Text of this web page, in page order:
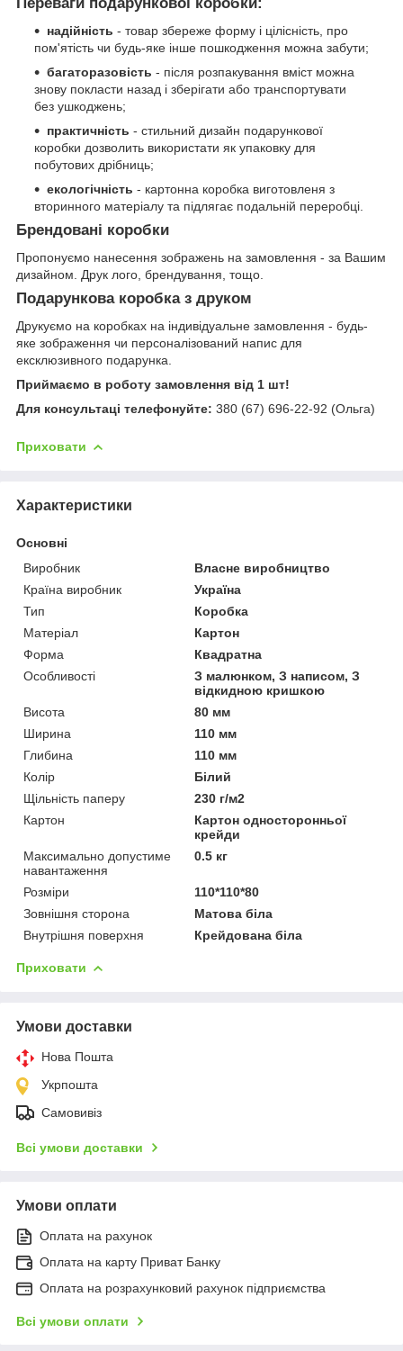
Переваги подарункової коробки:
надійність - товар збереже форму і цілісність, про
пом'ятість чи будь-яке інше пошкодження можна забути;
багаторазовість - після розпакування вміст можна
знову покласти назад і зберігати або транспортувати
без ушкоджень;
практичність - стильний дизайн подарункової
коробки дозволить використати як упаковку для
побутових дрібниць;
екологічність - картонна коробка виготовленя з
вторинного матеріалу та підлягає подальній переробці.
Брендовані коробки
Пропонуємо нанесення зображень на замовлення - за Вашим
дизайном. Друк лого, брендування, тощо.
Подарункова коробка з друком
Друкуємо на коробках на індивідуальне замовлення - будь-
яке зображення чи персоналізований напис для
ексклюзивного подарунка.
Приймаємо в роботу замовлення від 1 шт!
Для консультаці телефонуйте: 380 (67) 696-22-92 (Ольга)
Приховати
Характеристики
Основні
Виробник
Власне виробництво
Країна виробник
Україна
Тип
Коробка
Матеріал
Картон
Форма
Квадратна
Особливості
З малюнком, З написом, З
відкидною кришкою
Висота
80 мм
Ширина
110 мм
Глибина
110 мм
Колір
Білий
Щільність паперу
230 г/м2
Картон
Картон односторонньої
крейди
Максимально допустиме
навантаження
0.5 кг
Розміри
110*110*80
Зовнішня сторона
Матова біла
Внутрішня поверхня
Крейдована біла
Приховати
Умови доставки
Нова Пошта
Укрпошта
Самовивіз
Всі умови доставки
Умови оплати
Оплата на рахунок
Оплата на карту Приват Банку
Оплата на розрахунковий рахунок підприємства
Всі умови оплати